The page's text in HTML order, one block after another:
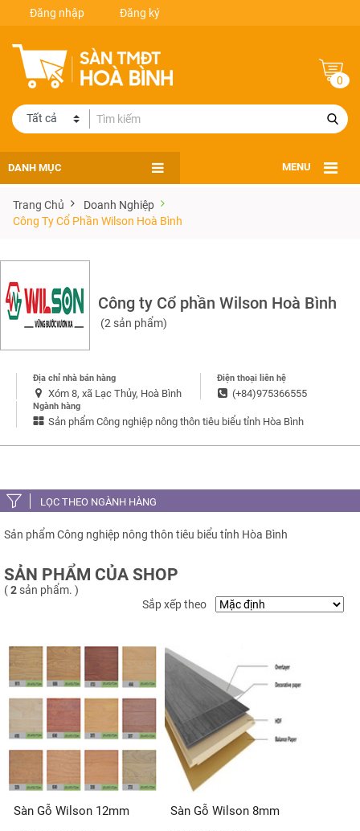
Đăng nhập Đăng ký
0
DANH MỤC MENU
Trang Chủ
Doanh Nghiệp
Công Ty Cổ Phần Wilson Hoà Bình
Công ty Cổ phần Wilson Hoà Bình
(2 sản phẩm)
Địa chỉ nhà bán hàng
Xóm 8, xã Lạc Thủy, Hoà Bình
Điện thoại liên hệ
(+84)975366555
Ngành hàng
Sản phẩm Công nghiệp nông thôn tiêu biểu tỉnh Hòa Bình
LỌC THEO NGÀNH HÀNG
Sản phẩm Công nghiệp nông thôn tiêu biểu tỉnh Hòa Bình
SẢN PHẨM CỦA SHOP
(2 sản phẩm. )
Sắp xếp theo
Sàn Gỗ Wilson 12mm Sàn Gỗ Wilson 8mm